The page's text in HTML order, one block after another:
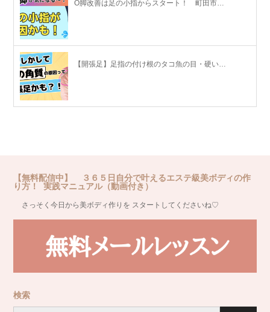
O脚改善は足の小指からスタート！ 町田市…
【開張足】足指の付け根のタコ魚の目・硬い…
【無料配信中】 ３６５日自分で叶えるエステ級美ボディの作
り方！ 実践マニュアル（動画付き）
さっそく今日から美ボディ作りを スタートしてくださいね♡
検索